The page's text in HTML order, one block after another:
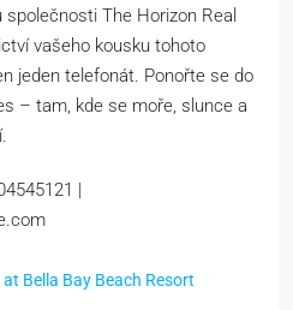
The Horizon Real
vašeho kousku tohoto
jeden telefonát. Ponořte se do
– tam, kde se moře, slunce a
|
Bella Bay Beach Resort